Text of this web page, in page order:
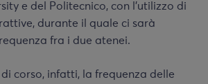
e del Politecnico, con l’utilizzo di
durante il quale ci sarà
fra i due atenei.
corso, infatti, la frequenza delle